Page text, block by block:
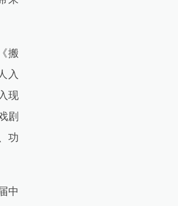
搬
入
现
剧
功
中